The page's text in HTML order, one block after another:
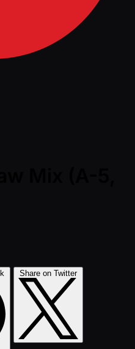
Share on Twitter